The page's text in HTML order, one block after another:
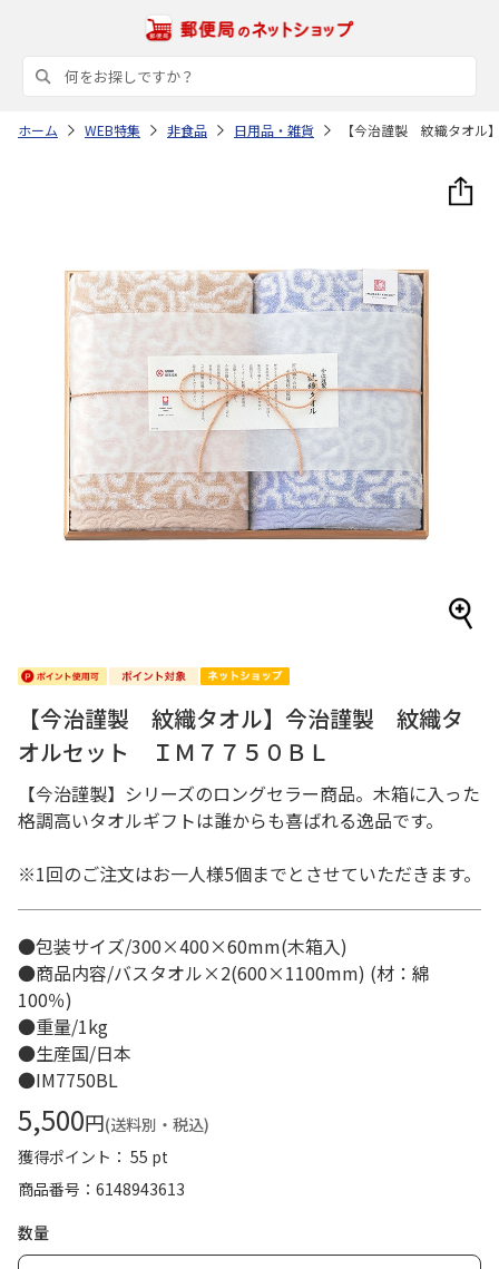
ホーム WEB特集 非食品 日用品・雑貨 【今治謹製 紋織タオ
【今治謹製 紋織タオル】今治謹製 紋織タ
オルセット ＩＭ７７５０ＢＬ
【今治謹製】シリーズのロングセラー商品。木箱に入った
格調高いタオルギフトは誰からも喜ばれる逸品です。
※1回のご注文はお一人様5個までとさせていただきます。
●包装サイズ/300×400×60mm(木箱入)
●商品内容/バスタオル×2(600×1100mm) (材：綿
100％)
●重量/1kg
●生産国/日本
●IM7750BL
5,500円(送料別・税込)
獲得ポイント： 55 pt
商品番号
6148943613
数量